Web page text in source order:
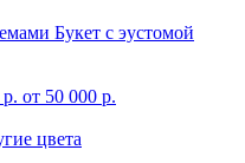
Букет с эустомой
от 50 000 р.
цвета